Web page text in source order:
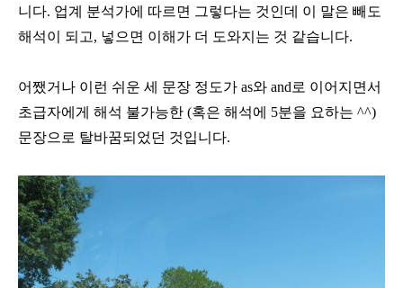
니다. 업계 분석가에 따르면 그렇다는 것인데 이 말은 빼도
해석이 되고, 넣으면 이해가 더 도와지는 것 같습니다.
어쨌거나 이런 쉬운 세 문장 정도가 as와 and로 이어지면서
초급자에게 해석 불가능한 (혹은 해석에 5분을 요하는 ^^)
문장으로 탈바꿈되었던 것입니다.